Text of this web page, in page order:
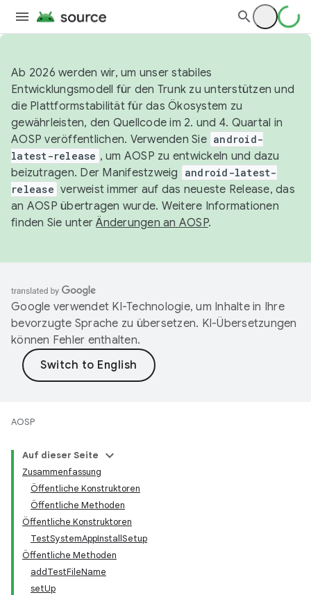
Ab 2026 werden wir, um unser stabiles
Entwicklungsmodell für den Trunk zu unterstützen und
die Plattformstabilität für das Ökosystem zu
gewährleisten, den Quellcode im 2. und 4. Quartal in
AOSP veröffentlichen. Verwenden Sie android-
latest-release , um AOSP zu entwickeln und dazu
beizutragen. Der Manifestzweig
android-latest-
release verweist immer auf das neueste Release, das
an AOSP übertragen wurde. Weitere Informationen
finden Sie unterÄnderungen an AOSP.
Google verwendet KI-Technologie, um Inhalte in Ihre
bevorzugte Sprache zu übersetzen. KI-Übersetzungen
können Fehler enthalten.
AOSP
Auf dieser Seite
Zusammenfassung
Öffentliche Konstruktoren
Öffentliche Methoden
Öffentliche Konstruktoren
TestSystemAppInstallSetup
Öffentliche Methoden
addTestFileName
setUp